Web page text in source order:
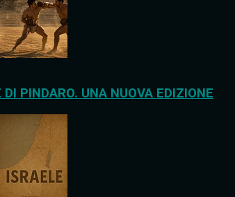
PINDARO. UNA NUOVA EDIZIONE